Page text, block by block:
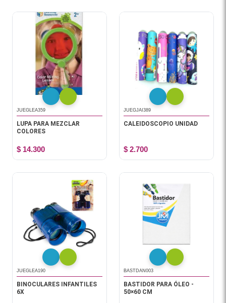
JUEGLEA359
LUPA PARA MEZCLAR
COLORES
$ 14.300
JUEGJAI389
CALEIDOSCOPIO UNIDAD
$ 2.700
JUEGLEA190
BINOCULARES INFANTILES
6X
BASTDAN003
BASTIDOR PARA ÓLEO -
50×60 CM